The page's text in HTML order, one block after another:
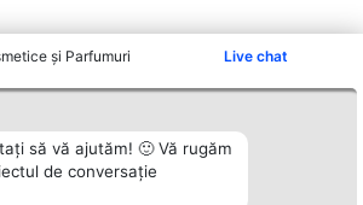
și Parfumuri Live chat
să vă ajutăm! 🙂 Vă rugăm
de conversație
zonă